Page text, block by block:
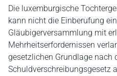
Die luxemburgische
kann nicht die Einberufung
Gläubigerversammlung mit
Mehrheitserfordernissen
gesetzlichen Grundlage nach
Schuldverschreibungsgesetz